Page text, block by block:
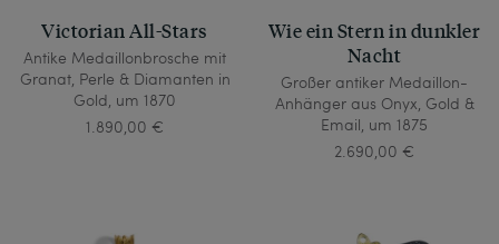
Victorian All-Stars
Antike Medaillonbrosche mit
Granat, Perle & Diamanten in
Gold, um 1870
1.890,00 €
Wie ein Stern in dunkler
Nacht
Großer antiker Medaillon-
Anhänger aus Onyx, Gold &
Email, um 1875
2.690,00 €